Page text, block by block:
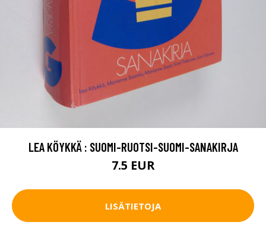
LEA KÖYKKÄ : SUOMI-RUOTSI-SUOMI-SANAKIRJA
7.5 EUR
LISÄTIETOJA